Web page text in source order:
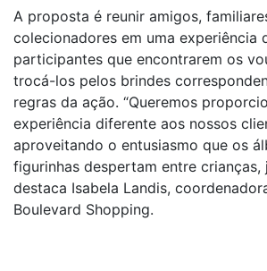
A proposta é reunir amigos,
colecionadores em uma experiência
participantes que encontrarem os
trocá-los pelos brindes
regras da ação. “Queremos
experiência diferente aos nossos
aproveitando o entusiasmo que os
figurinhas despertam entre crianças,
destaca Isabela Landis,
Boulevard Shopping.